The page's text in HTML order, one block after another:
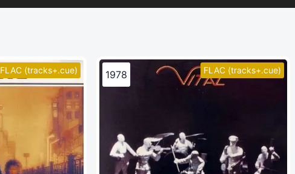
FLAC (tracks+.cue) FLAC (tracks+.cue)
1978